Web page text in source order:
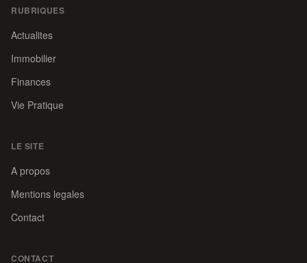
RUBRIQUES
Actualites
Immobilier
Finances
Vie Pratique
LE SITE
A propos
Mentions legales
Contact
CONTACT